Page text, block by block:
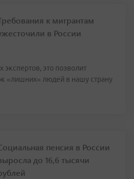
к мигрантам
в России
это позволит
«лишних» людей в нашу страну
пенсия в России
до 16,6 тысячи